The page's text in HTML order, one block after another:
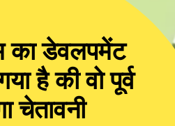
का डेवलपमेंट
है की वो पूर्व
चेतावनी